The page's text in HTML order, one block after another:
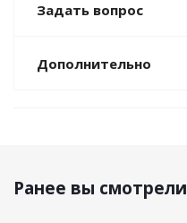
Задать вопрос
Дополнительно
Ранее вы смотрели